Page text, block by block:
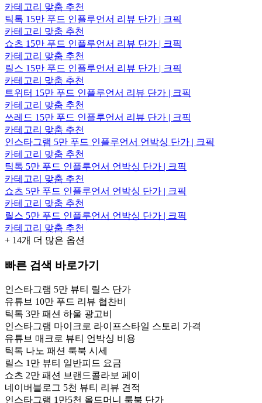
카테고리 맞춤 추천
틱톡 15만 푸드 인플루언서 리뷰 단가 | 크픽
카테고리 맞춤 추천
쇼츠 15만 푸드 인플루언서 리뷰 단가 | 크픽
카테고리 맞춤 추천
릴스 15만 푸드 인플루언서 리뷰 단가 | 크픽
카테고리 맞춤 추천
트위터 15만 푸드 인플루언서 리뷰 단가 | 크픽
카테고리 맞춤 추천
쓰레드 15만 푸드 인플루언서 리뷰 단가 | 크픽
카테고리 맞춤 추천
인스타그램 5만 푸드 인플루언서 언박싱 단가 | 크픽
카테고리 맞춤 추천
틱톡 5만 푸드 인플루언서 언박싱 단가 | 크픽
카테고리 맞춤 추천
쇼츠 5만 푸드 인플루언서 언박싱 단가 | 크픽
카테고리 맞춤 추천
릴스 5만 푸드 인플루언서 언박싱 단가 | 크픽
카테고리 맞춤 추천
+ 14개 더 많은 옵션
빠른 검색 바로가기
인스타그램 5만 뷰티 릴스 단가
유튜브 10만 푸드 리뷰 협찬비
틱톡 3만 패션 하울 광고비
인스타그램 마이크로 라이프스타일 스토리 가격
유튜브 매크로 뷰티 언박싱 비용
틱톡 나노 패션 룩북 시세
릴스 1만 뷰티 일반피드 요금
쇼츠 2만 패션 브랜드콜라보 페이
네이버블로그 5천 뷰티 리뷰 견적
인스타그램 1만5천 올드머니 룩북 단가